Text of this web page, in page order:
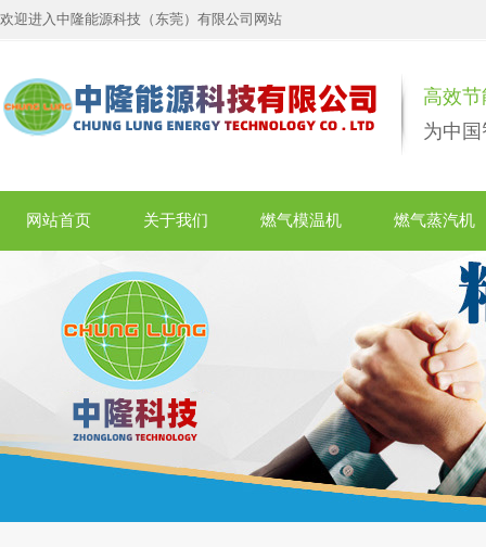
欢迎进入中隆能源科技（东莞）有限公司网站
高效
为中
网站首页 关于我们 燃气模温机 燃气蒸汽机